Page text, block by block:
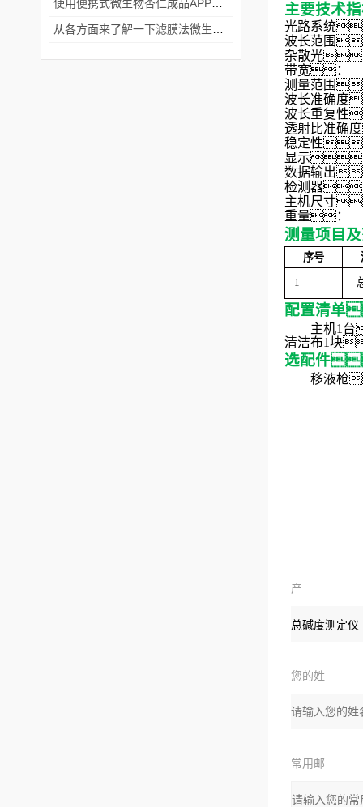
主要技
光路系统
波长范围
杂散光
带宽：
测量范围
波长准确度
波长重复性
透射比准
稳定性
显示
数据输出
检测器
主机尺寸
重量：
测量项目
序号
1
配置清单
主机1 台
清洁布1块
选配件
移液枪
产
品
您的姓
名：
常用邮
箱：